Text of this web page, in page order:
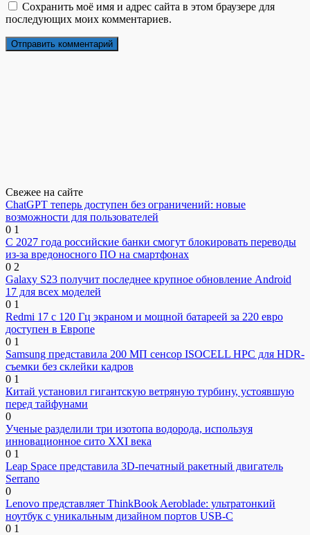
Сохранить моё имя и адрес сайта в этом браузере для
последующих моих комментариев.
Свежее на сайте
ChatGPT теперь доступен без ограничений: новые
возможности для пользователей
0 1
С 2027 года российские банки смогут блокировать переводы
из-за вредоносного ПО на смартфонах
0 2
Galaxy S23 получит последнее крупное обновление Android
17 для всех моделей
0 1
Redmi 17 с 120 Гц экраном и мощной батареей за 220 евро
доступен в Европе
0 1
Samsung представила 200 МП сенсор ISOCELL HPC для HDR-
съемки без склейки кадров
0 1
Китай установил гигантскую ветряную турбину, устоявшую
перед тайфунами
0
Ученые разделили три изотопа водорода, используя
инновационное сито XXI века
0 1
Leap Space представила 3D-печатный ракетный двигатель
Serrano
0
Lenovo представляет ThinkBook Aeroblade: ультратонкий
ноутбук с уникальным дизайном портов USB-C
0 1